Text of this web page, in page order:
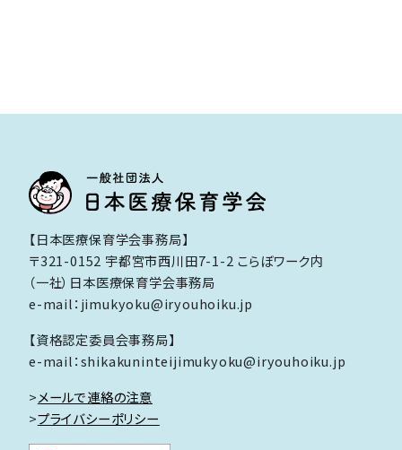
【日本医療保育学会事務局】
〒321-0152 宇都宮市西川田7-1-2 こらぼワーク内
（一社）日本医療保育学会事務局
e-mail：jimukyoku@iryouhoiku.jp
【資格認定委員会事務局】
e-mail：shikakuninteijimukyoku@iryouhoiku.jp
>メールで連絡の注意
>プライバシーポリシー